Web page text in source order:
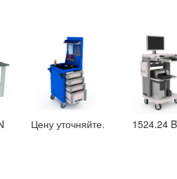
Цену уточняйте. 1524.24